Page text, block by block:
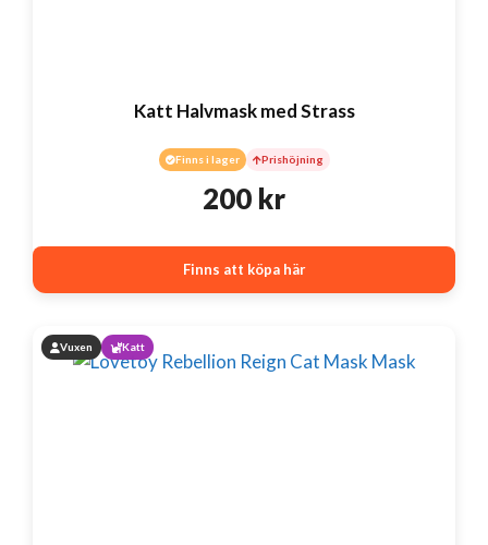
Katt Halvmask med Strass
Finns i lager Prishöjning
200 kr
Finns att köpa här
Vuxen Katt